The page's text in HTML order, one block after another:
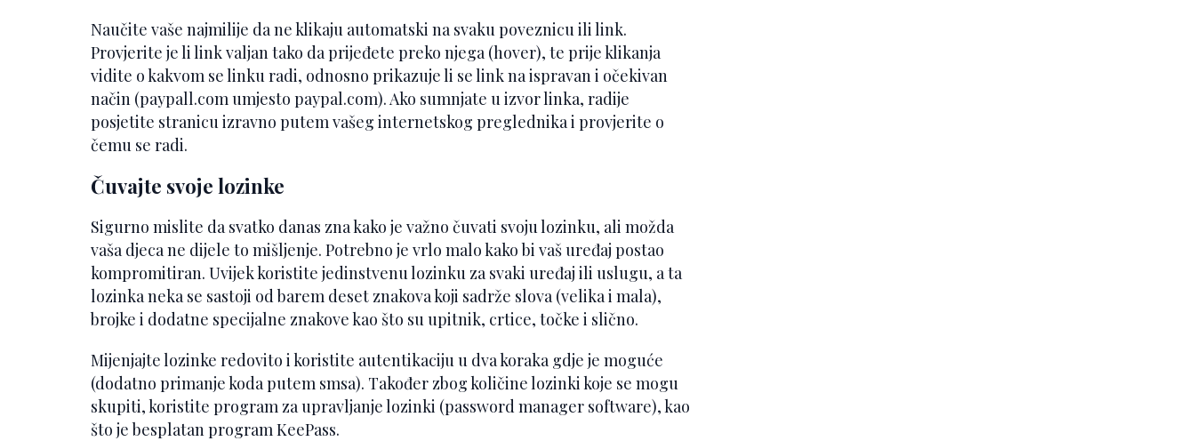
Naučite vaše najmilije da ne klikaju automatski na svaku poveznicu ili link.
Provjerite je li link valjan tako da prijeđete preko njega (hover), te prije klikanja
vidite o kakvom se linku radi, odnosno prikazuje li se link na ispravan i očekivan
način (paypall.com umjesto paypal.com). Ako sumnjate u izvor linka, radije
posjetite stranicu izravno putem vašeg internetskog preglednika i provjerite o
čemu se radi.
Čuvajte svoje lozinke
Sigurno mislite da svatko danas zna kako je važno čuvati svoju lozinku, ali možda
vaša djeca ne dijele to mišljenje. Potrebno je vrlo malo kako bi vaš uređaj postao
kompromitiran. Uvijek koristite jedinstvenu lozinku za svaki uređaj ili uslugu, a ta
lozinka neka se sastoji od barem deset znakova koji sadrže slova (velika i mala),
brojke i dodatne specijalne znakove kao što su upitnik, crtice, točke i slično.
Mijenjajte lozinke redovito i koristite autentikaciju u dva koraka gdje je moguće
(dodatno primanje koda putem smsa). Također zbog količine lozinki koje se mogu
skupiti, koristite program za upravljanje lozinki (password manager software), kao
što je besplatan program KeePass.